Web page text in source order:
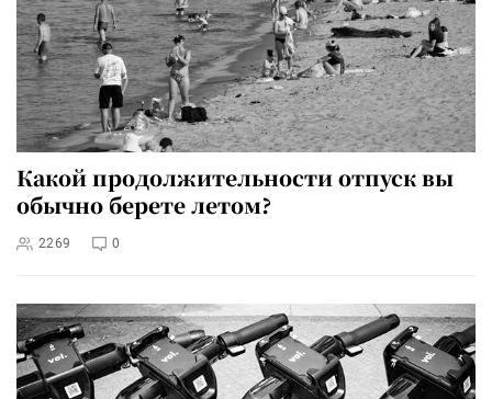
Какой продолжительности отпуск вы
обычно берете летом?
2269 0